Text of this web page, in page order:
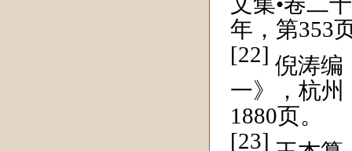
年，第353
[22] 倪涛编
一》，杭州
1880页。
[23]